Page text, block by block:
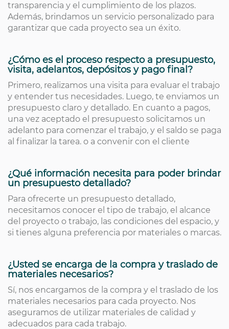
transparencia y el cumplimiento de los plazos.
Además, brindamos un servicio personalizado para
garantizar que cada proyecto sea un éxito.
¿Cómo es el proceso respecto a presupuesto,
visita, adelantos, depósitos y pago final?
Primero, realizamos una visita para evaluar el trabajo
y entender tus necesidades. Luego, te enviamos un
presupuesto claro y detallado. En cuanto a pagos,
una vez aceptado el presupuesto solicitamos un
adelanto para comenzar el trabajo, y el saldo se paga
al finalizar la tarea. o a convenir con el cliente
¿Qué información necesita para poder brindar
un presupuesto detallado?
Para ofrecerte un presupuesto detallado,
necesitamos conocer el tipo de trabajo, el alcance
del proyecto o trabajo, las condiciones del espacio, y
si tienes alguna preferencia por materiales o marcas.
¿Usted se encarga de la compra y traslado de
materiales necesarios?
Sí, nos encargamos de la compra y el traslado de los
materiales necesarios para cada proyecto. Nos
aseguramos de utilizar materiales de calidad y
adecuados para cada trabajo.